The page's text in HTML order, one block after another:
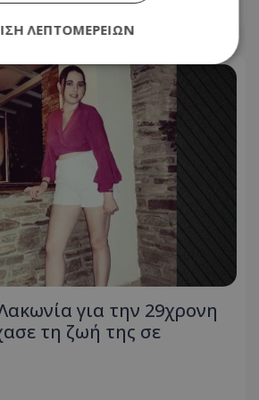
για την 29χρονη
τη ζωή της σε
ΛΕΠΤΟΜΕΡΕΙΏΝ
απαραίτητα
Απόδοσης
Λειτουργικότητας
Μη ταξινομημένα
απαραίτητα cookies επιτρέπουν
του ιστότοπου, όπως τη
και τη διαχείριση λογαριασμού.
δεν μπορεί να χρησιμοποιηθεί σωστά
απαραίτητα cookies.
Προμηθευτής /